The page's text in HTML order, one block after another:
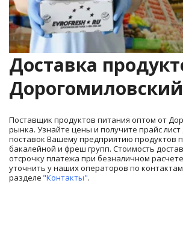
Доставка
Поставщик продуктов питания оптом от
рынка. Узнайте цены и получите прайс лист
поставок Вашему предприятию продуктов
бакалейной и фреш групп. Стоимость
отсрочку платежа при безналичном
уточнить у наших операторов по
разделе "Контакты".